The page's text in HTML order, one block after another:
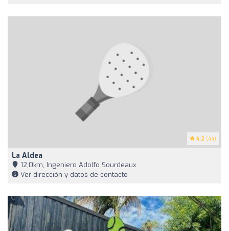
4.2 (44)
La Aldea
12,0km, Ingeniero Adolfo Sourdeaux
Ver dirección y datos de contacto